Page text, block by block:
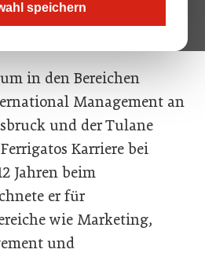
speichern
Hotelleriewaren-
in den Bereichen
Management an
und der Tulane
Karriere bei
Jahren beim
er für
wie Marketing,
und